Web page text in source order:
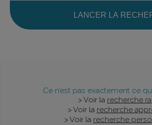
LANCER LA
Ce n’est pas exactement ce
> Voir la recherche
> Voir la recherche
> Voir la recherche